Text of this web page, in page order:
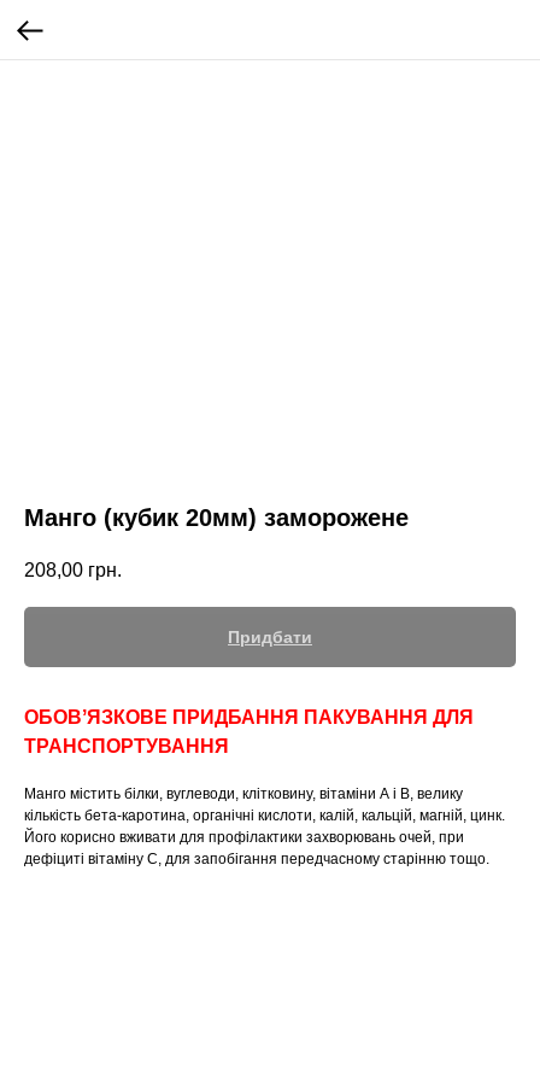
Манго (кубик 20мм) заморожене
208,00 грн.
Придбати
ОБОВʼЯЗКОВЕ ПРИДБАННЯ ПАКУВАННЯ ДЛЯ
ТРАНСПОРТУВАННЯ
Манго містить білки, вуглеводи, клітковину, вітаміни А і В, велику
кількість бета-каротина, органічні кислоти, калій, кальцій, магній, цинк.
Його корисно вживати для профілактики захворювань очей, при
дефіциті вітаміну С, для запобігання передчасному старінню тощо.